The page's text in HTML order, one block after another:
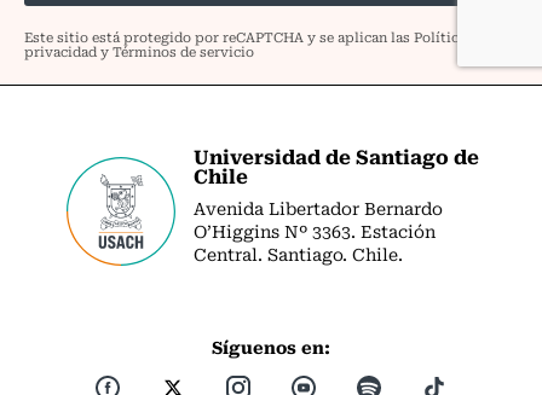
Universidad de Santiago de
Chile
Avenida Libertador Bernardo
O’Higgins Nº 3363. Estación
Central. Santiago. Chile.
Síguenos en: